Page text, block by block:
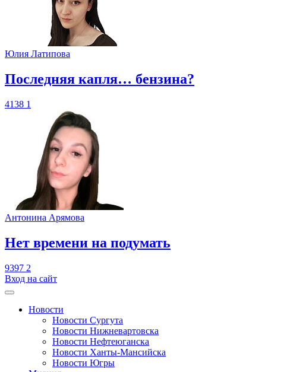
Юлия Латипова
​Последняя капля… бензина?
4138 1
Антонина Арямова
​Нет времени на подумать
9397 2
Вход на сайт
Новости
Новости Сургута
Новости Нижневартовска
Новости Нефтеюганска
Новости Ханты-Мансийска
Новости Югры